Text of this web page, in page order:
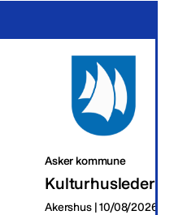
Asker kommune
Kulturhusleder
Akershus | 10/08/2026